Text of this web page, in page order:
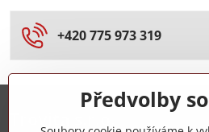
+420 775 973 319
Předvolby